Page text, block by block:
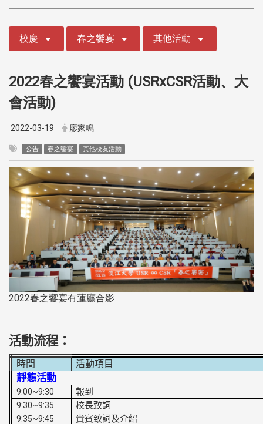
校慶 春之饗宴 其他活動
2022春之饗宴活動 (USRxCSR活動、大
會活動)
2022-03-19 廖家鳴
公告 春之饗宴 其他校友活動
2022春之饗宴有蓮廳合影
活動流程：
時間 活動項目
靜態活動
9:00~9:30
報到
9:30~9:35
校長致詞
9:35~9:45
貴賓致詞及介紹